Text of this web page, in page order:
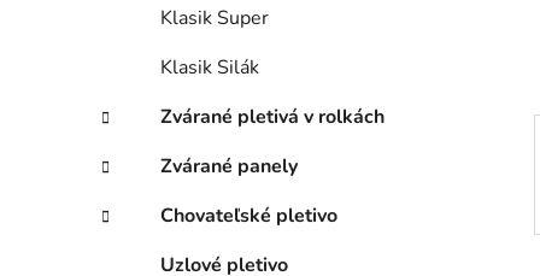
Klasik Super
Klasik Silák
Zvárané pletivá v rolkách
Zvárané panely
Chovateľské pletivo
Uzlové pletivo